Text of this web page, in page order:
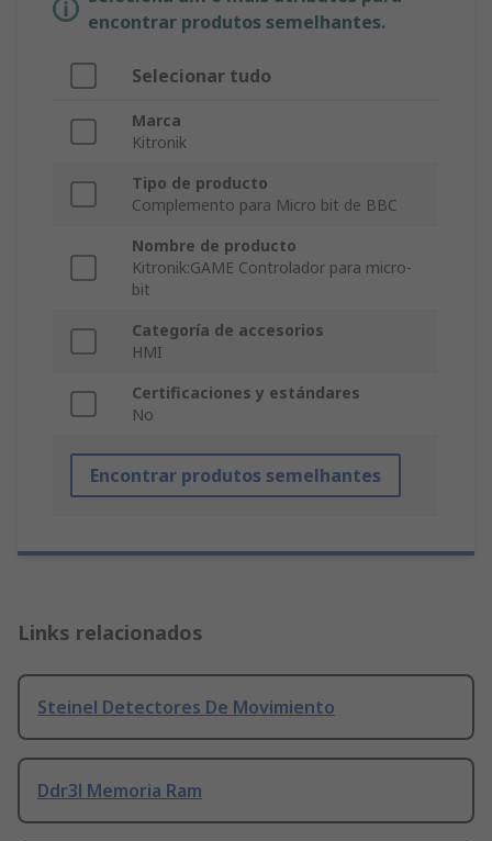
encontrar produtos semelhantes.
Selecionar tudo
Marca
Kitronik
Tipo de producto
Complemento para Micro bit de BBC
Nombre de producto
Kitronik:GAME Controlador para micro-
bit
Categoría de accesorios
HMI
Certificaciones y estándares
No
Encontrar produtos semelhantes
Links relacionados
Steinel Detectores De Movimiento
Ddr3l Memoria Ram